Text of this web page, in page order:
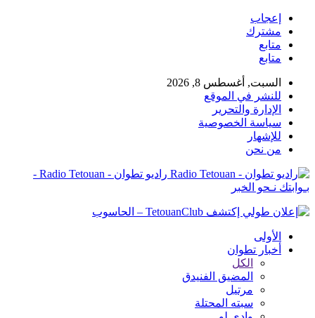
إعجاب
مشترك
متابع
متابع
السبت, أغسطس 8, 2026
للنشر في الموقع
الإدارة والتحرير
سياسة الخصوصية
للإشهار
من نحن
راديو تطوان - Radio Tetouan -
بـوابتك نـحو الخبر
الأولى
أخبار تطوان
الكل
المضيق الفنيدق
مرتيل
سبته المحتلة